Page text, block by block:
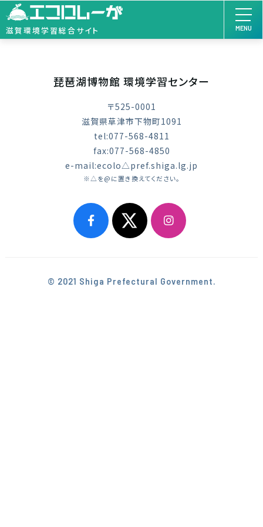
滋賀環境学習総合サイト MENU
琵琶湖博物館 環境学習センター
〒525-0001
滋賀県草津市下物町1091
tel:077-568-4811
fax:077-568-4850
e-mail:ecolo△pref.shiga.lg.jp
※△を@に置き換えてください。
© 2021 Shiga Prefectural Government.